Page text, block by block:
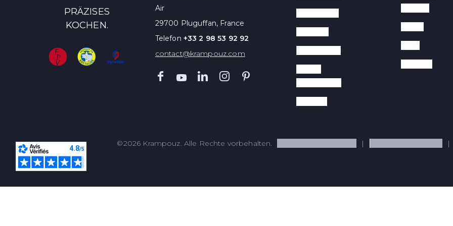
PRÄZISES
KOCHEN.
Air
29700 Pluguffan, France
Telefon +33 2 98 53 92 92
contact@krampouz.com
©2026 Krampouz. Alle Rechte vorbehalten.